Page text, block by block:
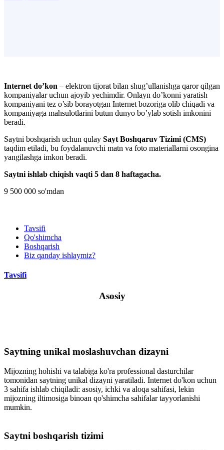
Internet do’kon – elektron tijorat bilan shug’ullanishga qaror qilgan
kompaniyalar uchun ajoyib yechimdir. Onlayn do’konni yaratish
kompaniyani tez o’sib borayotgan Internet bozoriga olib chiqadi va
kompaniyaga mahsulotlarini butun dunyo bo’ylab sotish imkonini
beradi.
Saytni boshqarish uchun qulay Sayt Boshqaruv Tizimi (CMS)
taqdim etiladi, bu foydalanuvchi matn va foto materiallarni osongina
yangilashga imkon beradi.
Saytni ishlab chiqish vaqti 5 dan 8 haftagacha.
9 500 000 so'mdan
Tavsifi
Qo'shimcha
Boshqarish
Biz qanday ishlaymiz?
Tavsifi
Asosiy
Saytning unikal moslashuvchan dizayni
Mijozning hohishi va talabiga ko'ra professional dasturchilar
tomonidan saytning unikal dizayni yaratiladi. Internet do'kon uchun
3 sahifa ishlab chiqiladi: asosiy, ichki va aloqa sahifasi, lekin
mijozning iltimosiga binoan qo'shimcha sahifalar tayyorlanishi
mumkin.
Saytni boshqarish tizimi